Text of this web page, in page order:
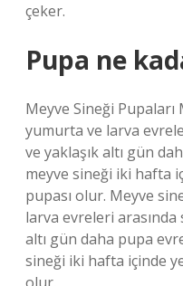
çeker.
Pupa ne
Meyve Sineği
yumurta ve larva
ve yaklaşık altı gün
meyve sineği iki hafta
pupası olur. Meyve
larva evreleri
altı gün daha pupa
sineği iki hafta içinde